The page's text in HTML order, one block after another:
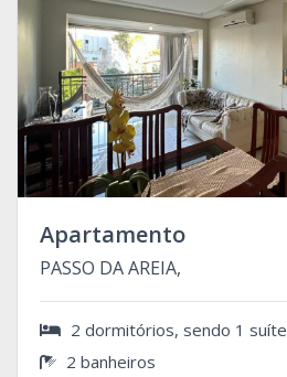
Apartamento
PASSO DA AREIA,
2 dormitórios, sendo 1 suíte
2 banheiros